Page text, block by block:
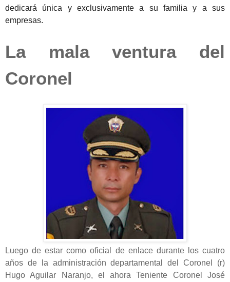
dedicará única y exclusivamente a su familia y a sus
empresas.
La mala ventura del
Coronel
Luego de estar como oficial de enlace durante los cuatro
años de la administración departamental del Coronel (r)
Hugo Aguilar Naranjo, el ahora Teniente Coronel José